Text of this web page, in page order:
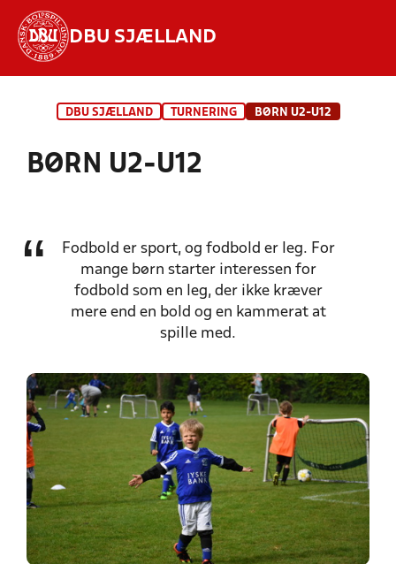
DBU SJÆLLAND
STILLINGER, RESULTATER, KLUBBER OG
DBU SJÆLLAND TURNERING BØRN U2-U12
BØRN U2-U12
Fodbold er sport, og fodbold er leg. For
mange børn starter interessen for
fodbold som en leg, der ikke kræver
mere end en bold og en kammerat at
spille med.